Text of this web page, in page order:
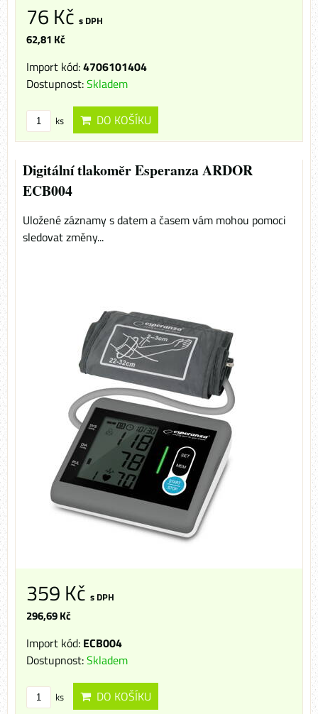
76 Kč s DPH
62,81 Kč
Import kód:4706101404
Dostupnost:Skladem
ks DO KOŠÍKU
Digitální tlakoměr Esperanza ARDOR
ECB004
Uložené záznamy s datem a časem vám mohou pomoci
sledovat změny...
359 Kč s DPH
296,69 Kč
Import kód: ECB004
Dostupnost:Skladem
ks DO KOŠÍKU